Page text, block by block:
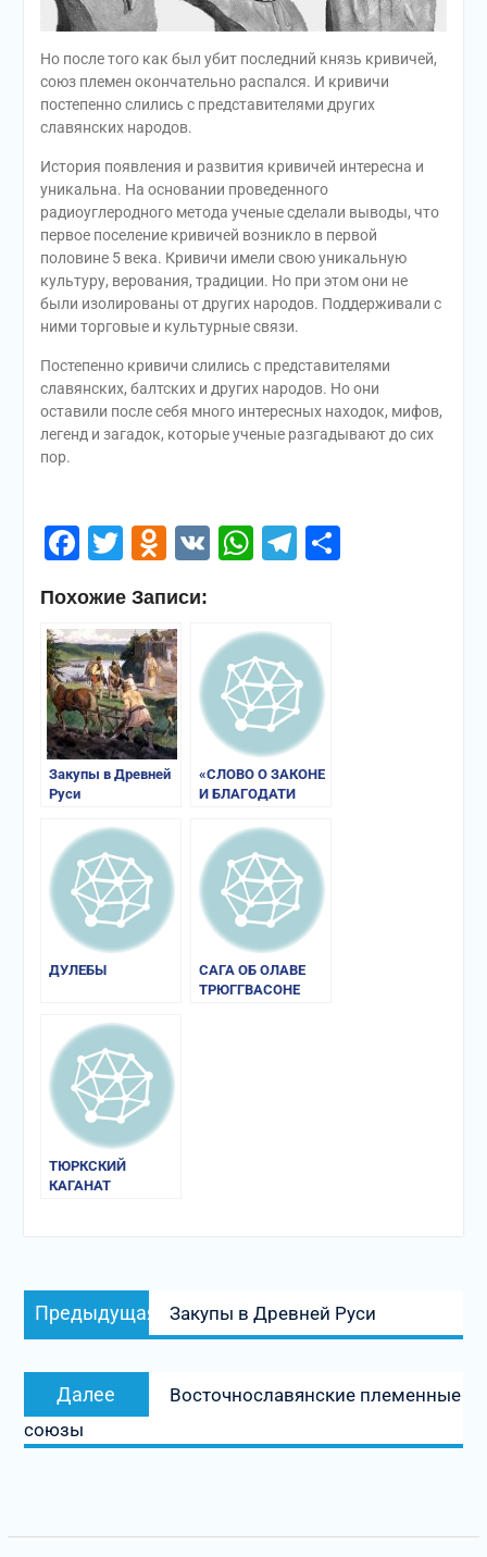
Но после того как был убит последний князь кривичей,
союз племен окончательно распался. И кривичи
постепенно слились с представителями других
славянских народов.
История появления и развития кривичей интересна и
уникальна. На основании проведенного
радиоуглеродного метода ученые сделали выводы, что
первое поселение кривичей возникло в первой
половине 5 века. Кривичи имели свою уникальную
культуру, верования, традиции. Но при этом они не
были изолированы от других народов. Поддерживали с
ними торговые и культурные связи.
Постепенно кривичи слились с представителями
славянских, балтских и других народов. Но они
оставили после себя много интересных находок, мифов,
легенд и загадок, которые ученые разгадывают до сих
пор.
Facebook
Twitter
Odnoklassniki
VKWhatsApp
Telegram
Похожие Записи:
Закупы в Древней
Руси
«СЛОВО О ЗАКОНЕ
И БЛАГОДАТИ
ИЛАРИОНА»
ДУЛЕБЫ
САГА ОБ ОЛАВЕ
ТРЮГГВАСОНЕ
ТЮРКСКИЙ
КАГАНАТ
Навигация
по
Предыдущая
запись:
Закупы в Древней Руси
Далее
запись:
Восточнославянские племенные
союзы